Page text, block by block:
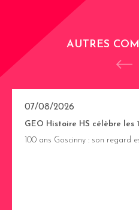
AUTRES
07/08/2026
GEO Histoire HS célèbre les
100 ans Goscinny : son regard